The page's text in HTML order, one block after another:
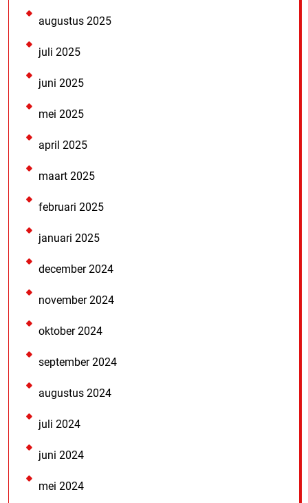
augustus 2025
juli 2025
juni 2025
mei 2025
april 2025
maart 2025
februari 2025
januari 2025
december 2024
november 2024
oktober 2024
september 2024
augustus 2024
juli 2024
juni 2024
mei 2024